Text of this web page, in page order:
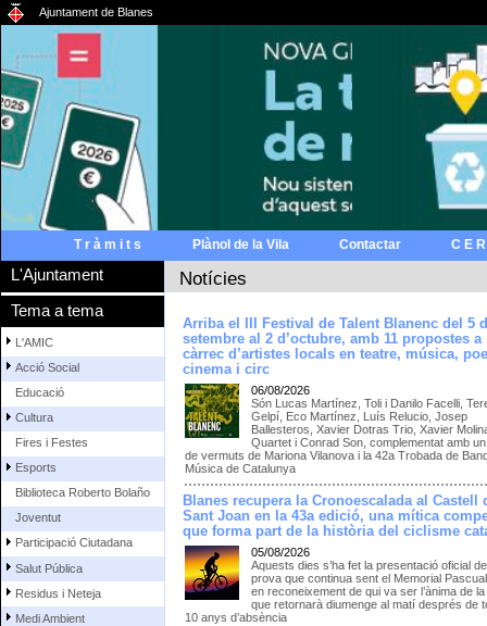
Ajuntament de Blanes
T r à m i t s Plànol de la Vila Contactar C E
L'Ajuntament
Tema a tema
L'AMIC
Acció Social
Educació
Cultura
Fires i Festes
Esports
Biblioteca Roberto Bolaño
Joventut
Participació Ciutadana
Salut Pública
Residus i Neteja
Medi Ambient
Notícies
Arriba el III Festival de Talent Blanenc del 5
setembre al 2 d’octubre, amb 11 propostes a
càrrec d’artistes locals en teatre, música,
cinema i circ
06/08/2026
Són Lucas Martínez, Toli i Danilo Facelli,
Gelpí, Eco Martínez, Luís Relucio, Josep
Ballesteros, Xavier Dotras Trio, Xavier
Quartet i Conrad Son, complementat amb
de vermuts de Mariona Vilanova i la 42a Trobada de
Música de Catalunya
Blanes recupera la Cronoescalada al Castell
Sant Joan en la 43a edició, una mítica
que forma part de la història del ciclisme
05/08/2026
Aquests dies s’ha fet la presentació oficial
prova que continua sent el Memorial
en reconeixement de qui va ser l’ànima de
que retornarà diumenge al matí després de
10 anys d’absència